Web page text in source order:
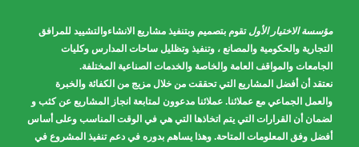
مؤسسة الاختيار الأول تقوم بتصميم وبتنفيذ مشاريع الانشاءوالتشييد للمرافق
التجارية والحكومية والمصانع ، وتنفيذ وتظليل ساحات المدارس وكليات
الجامعات والمواقف العامة والخاصة والخدمات الصناعية المختلفة.
نعتقد أن أفضل المشاريع التي تحققت من خلال مزيج من الكفائة والخبرة
والعمل الجماعي مع عملائنا. عملائنا مدعوون لمتابعة انجاز المشاريع عن كثب و
لضمان أن القرارات التي يتم اتخاذها التي هي في الوقت المناسب وعلى أساس
أفضل وفق المعلومات المتاحة. وهذا يساهم بدوره في دعم تنفيذ المشروع في